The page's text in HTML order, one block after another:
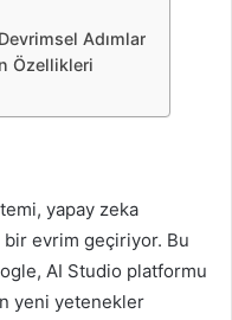
Adımlar
Özellikleri
yapay zeka
evrim geçiriyor. Bu
AI Studio platformu
yeni yetenekler